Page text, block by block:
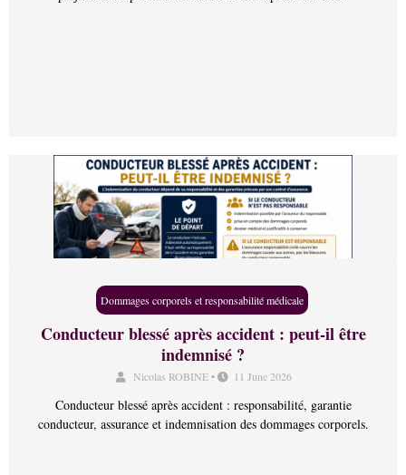
Dommages corporels et responsabilité médicale
Conducteur blessé après accident : peut-il être
indemnisé ?
Nicolas ROBINE• 11 June 2026
Conducteur blessé après accident : responsabilité, garantie
conducteur, assurance et indemnisation des dommages corporels.